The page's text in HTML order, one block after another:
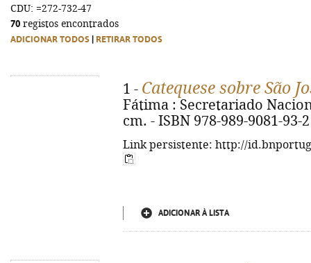
CDU: =272-732-47
70 registos encontrados
ADICIONAR TODOS RETIRAR TODOS
1 - Catequese sobre São
Fátima : Secretariado
cm. - ISBN 978-989-9081-93-2
Link persistente: http://
ADICIONAR À LISTA